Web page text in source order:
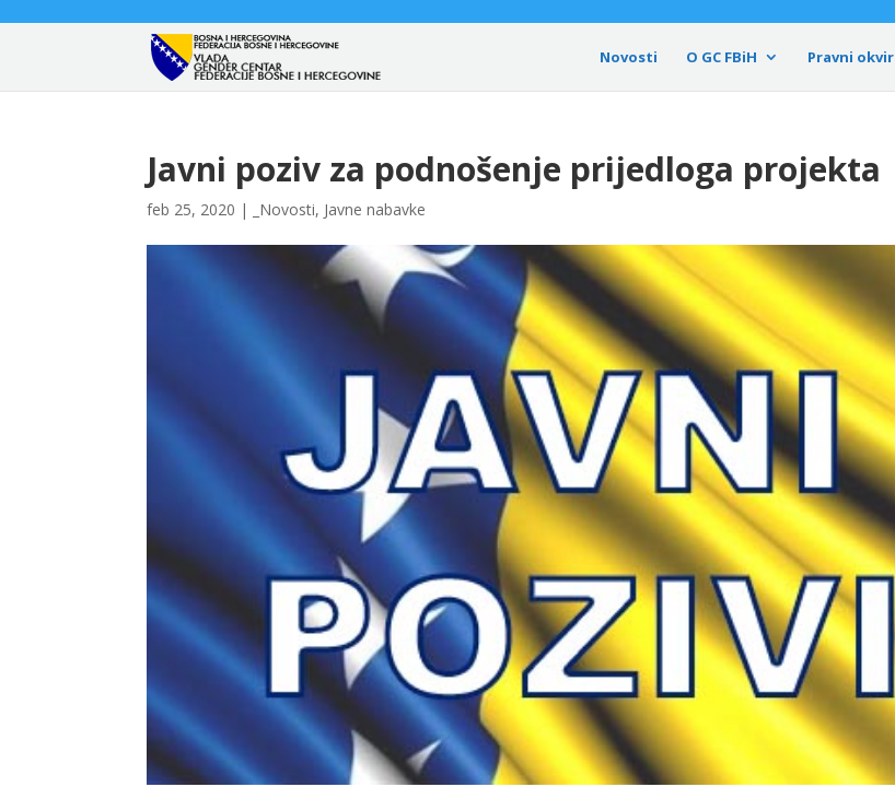
Novosti O GC FBiH Pravni okvir
Javni poziv za podnošenje prijedloga projekta
feb 25, 2020 | _Novosti, Javne nabavke